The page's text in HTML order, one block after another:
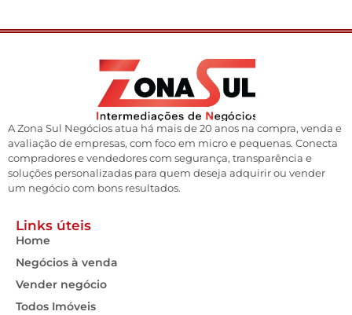
A Zona Sul Negócios atua há mais de 20 anos na compra, venda e
avaliação de empresas, com foco em micro e pequenas. Conecta
compradores e vendedores com segurança, transparência e
soluções personalizadas para quem deseja adquirir ou vender
um negócio com bons resultados.
Links úteis
Home
Negócios à venda
Vender negócio
Todos Imóveis